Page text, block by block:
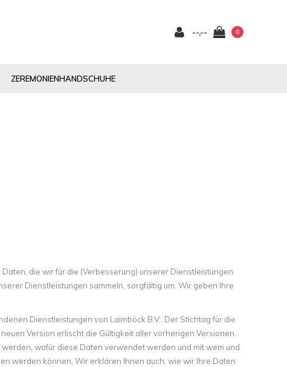
--,-- 0
ZEREMONIENHANDSCHUHE
die wir für die (Verbesserung) unserer Dienstleistungen
Dienstleistungen sammeln, sorgfältig um. Wir geben Ihre
Dienstleistungen von Laimböck B.V.. Der Stichtag für die
Version erlischt die Gültigkeit aller vorherigen Versionen.
wofür diese Daten verwendet werden und mit wem und
werden können. Wir erklären Ihnen auch, wie wir Ihre Daten